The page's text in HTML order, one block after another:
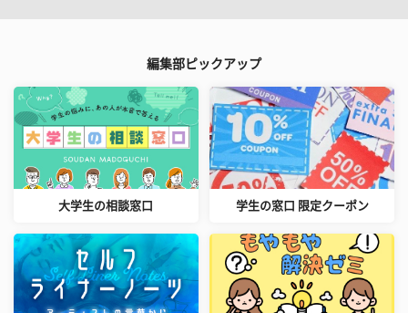
編集部ピックアップ
大学生の相談窓口 学生の窓口 限定クーポン